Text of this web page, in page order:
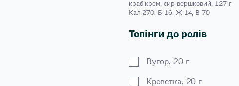
краб-крем, сир вершковий, 127 г
Кал 270, Б 16, Ж 14, В 70
Топінги до ролів
Вугор, 20 г
Креветка, 20 г